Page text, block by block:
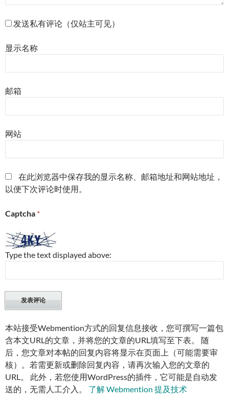
发送私有评论（仅站主可见）
显示名称
邮箱
网站
在此浏览器中保存我的显示名称、邮箱地址和网站地址，
以便下次评论时使用。
Captcha *
Type the text displayed above:
本站接受Webmention方式的回复信息接收，您可撰写一篇包
含本文URL的文章，并将您的文章的URL填写至下表。 随
后，您文章对本帖的回复内容将显示在页面上（可能需要审
核）。若需更新或删除回复内容，请再次输入您的文章的
URL。 此外，若您使用WordPress的插件，它可能是自动发
送的，无需人工介入。 了解 Webmention 提及技术